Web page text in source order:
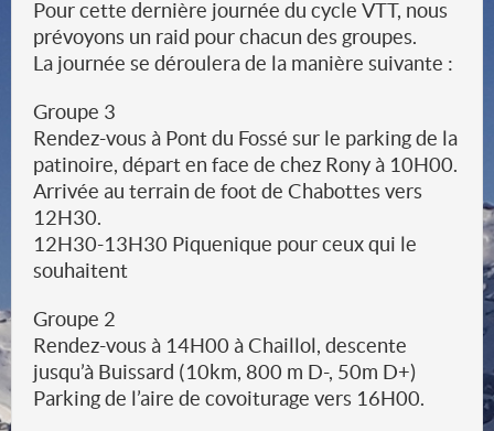
Pour cette dernière journée du cycle VTT, nous
prévoyons un raid pour chacun des groupes.
La journée se déroulera de la manière suivante :
Groupe 3
Rendez-vous à Pont du Fossé sur le parking de la
patinoire, départ en face de chez Rony à 10H00.
Arrivée au terrain de foot de Chabottes vers
12H30.
12H30-13H30 Piquenique pour ceux qui le
souhaitent
Groupe 2
Rendez-vous à 14H00 à Chaillol, descente
jusqu’à Buissard (10km, 800 m D-, 50m D+)
Parking de l’aire de covoiturage vers 16H00.